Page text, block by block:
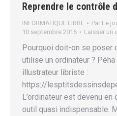
Reprendre le contrôle
INFORMATIQUE LIBRE Par Le
10 septembre 2016
Laisser un
Pourquoi doit-on se poser
utilise un ordinateur ?
illustrateur libriste :
https://
L’ordinateur est devenu en
outil quasi indispensable.